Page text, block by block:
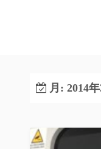
月: 2014年